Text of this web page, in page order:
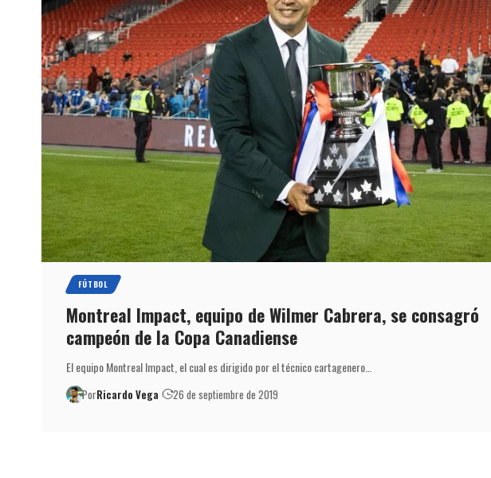
FÚTBOL
Montreal Impact, equipo de Wilmer Cabrera, se consagró
campeón de la Copa Canadiense
El equipo Montreal Impact, el cual es dirigido por el técnico cartagenero…
PorRicardo Vega 26 de septiembre de 2019